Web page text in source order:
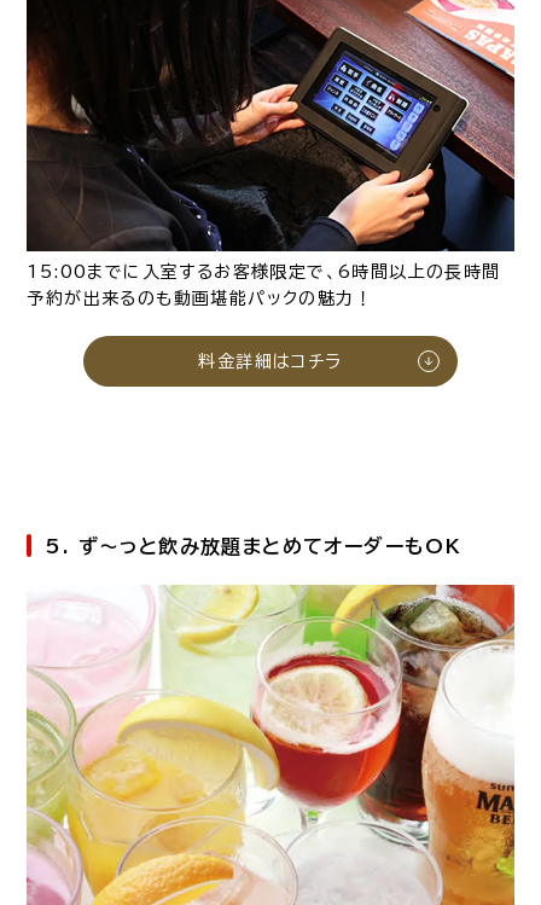
15:00までに入室するお客様限定で、6時間以上の長時間
予約が出来るのも動画堪能パックの魅力！
料金詳細はコチラ
5. ず～っと飲み放題まとめてオーダーもOK